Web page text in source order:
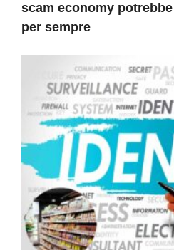
scam economy
per sempre